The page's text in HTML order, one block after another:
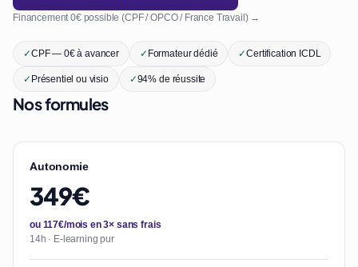
Financement 0€ possible (CPF / OPCO / France Travail) →
✓CPF — 0€ à avancer ✓Formateur dédié ✓Certification ICDL
✓Présentiel ou visio ✓94% de réussite
Nos formules
Autonomie
349€
ou 117€/mois en 3× sans frais
14h · E-learning pur